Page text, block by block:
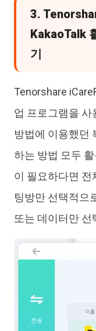
3.
KakaoTalk
기
Tenorshare
업 프로그램을 사
방법에 이용했던
하는 방법 모두
이 필요하다면 전
팅방만 선택적으
또는 데이터만